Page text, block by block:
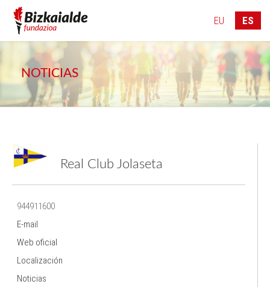
info@bizkaialde.eus
EU ES
NOTICIAS
Real Club Jolaseta
944911600
E-mail
Web oficial
Localización
Noticias